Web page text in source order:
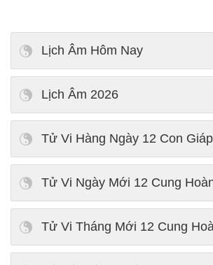
Lịch Âm Hôm Nay
Lịch Âm 2026
Tử Vi Hàng Ngày 12 Con Giáp
Tử Vi Ngày Mới 12 Cung
Tử Vi Tháng Mới 12 Cung